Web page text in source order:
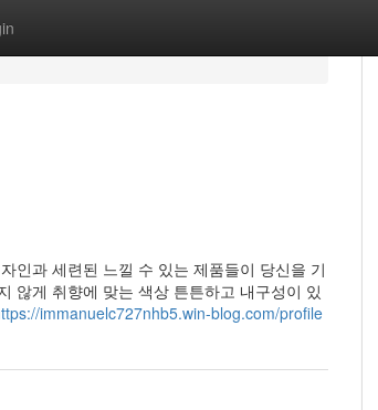
인과 세련된 느낄 수 있는 제품들이 당신을 기
않게 취향에 맞는 색상 튼튼하고 내구성이 있
immanuelc727nhb5.win-blog.com/profile